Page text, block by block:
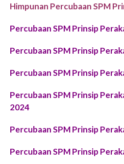
Himpunan Percubaan SPM
Percubaan SPM Prinsip
Percubaan SPM Prinsip
Percubaan SPM Prinsip
Percubaan SPM Prinsip
2024
Percubaan SPM Prinsip
Percubaan SPM Prinsip